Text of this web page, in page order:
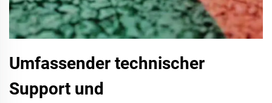
Umfassender technischer
Support und